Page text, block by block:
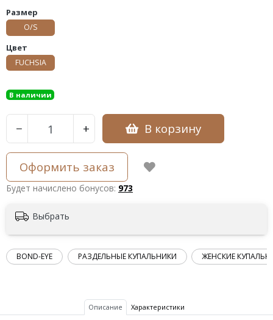
Размер
O/S
Цвет
FUCHSIA
В наличии
− + В корзину
Оформить заказ
Будет начислено бонусов: 973
Выбрать
BOND-EYE РАЗДЕЛЬНЫЕ КУПАЛЬНИКИ ЖЕНСКИЕ
Описание Характеристики